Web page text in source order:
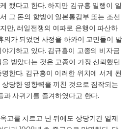
했다고 한다. 하지만 김규흥 일행이 일
그 돈의 향방이 일본통감부 또는 조선
만, 러일전쟁의 여파로 은행이 파산하
의가 되었던 사정을 하와이 교민들이 발
기하고 있다. 김규흥이 고종의 비자금
받았다는 것은 고종이 가장 신뢰했던
한다. 김규흥이 이러한 위치에 서게 된
당한 영향력을 끼친 것으로 짐작되는
과 사귀기를 즐겨하였다고 한다.
고를 치르고 난 뒤에도 상당기간 일제